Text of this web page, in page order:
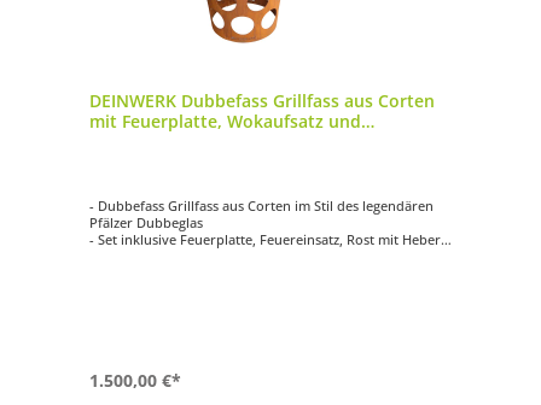
DEINWERK Dubbefass Grillfass aus Corten
mit Feuerplatte, Wokaufsatz und
- Dubbefass Grillfass aus Corten im Stil des legendären
Pfälzer Dubbeglas
- Set inklusive Feuerplatte, Feuereinsatz, Rost mit Heber,
1.500,00 €*